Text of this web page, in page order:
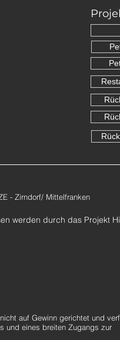
- Zirndorf/ Mittelfranken
​werden durch das Projekt
auf Gewinn gerichtet und
und eines breiten Zugangs zur